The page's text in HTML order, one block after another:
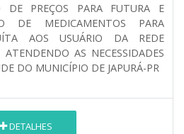
DE PREÇOS PARA FUTURA E
DE MEDICAMENTOS PARA
AOS USUÁRIO DA REDE
AS NECESSIDADES
DO MUNICÍPIO DE JAPURÁ-PR
DETALHES